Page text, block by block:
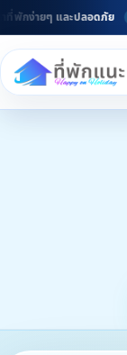
พักง่ายๆ และปลอดภัย